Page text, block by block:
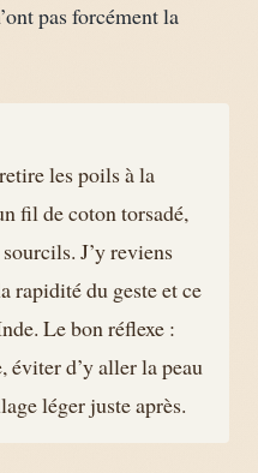
pas forcément la
les poils à la
fil de coton torsadé,
J’y reviens
rapidité du geste et ce
Le bon réflexe :
d’y aller la peau
léger juste après.